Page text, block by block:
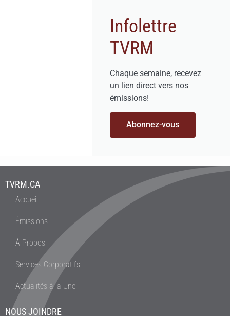
Infolettre
TVRM
Chaque semaine, recevez
un lien direct vers nos
émissions!
Abonnez-vous
TVRM.CA
Accueil
Émissions
À Propos
Services Corporatifs
Actualités à la Une
NOUS JOINDRE